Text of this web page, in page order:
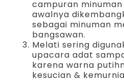
campuran
awalnya
sebagai minuman
bangsawan.
Melati sering
upacara adat
karena warna
kesucian &